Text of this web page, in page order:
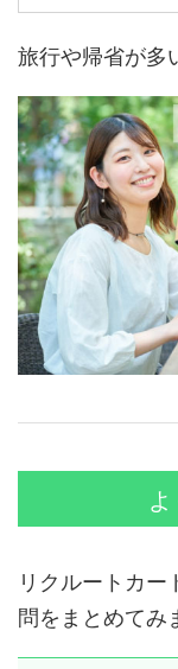
旅行や帰省が多
リクルートカ
問をまとめてみ